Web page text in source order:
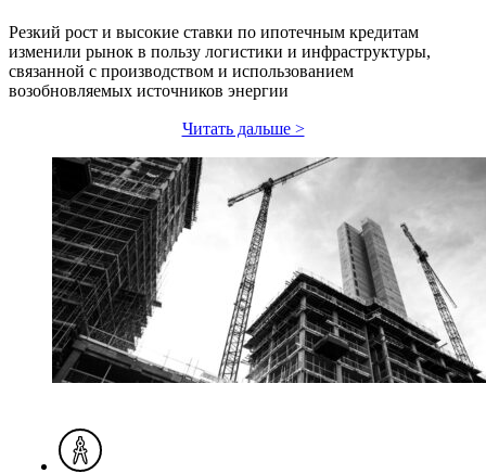
Резкий рост и высокие ставки по ипотечным кредитам
изменили рынок в пользу логистики и инфраструктуры,
связанной с производством и использованием
возобновляемых источников энергии
Читать дальше >